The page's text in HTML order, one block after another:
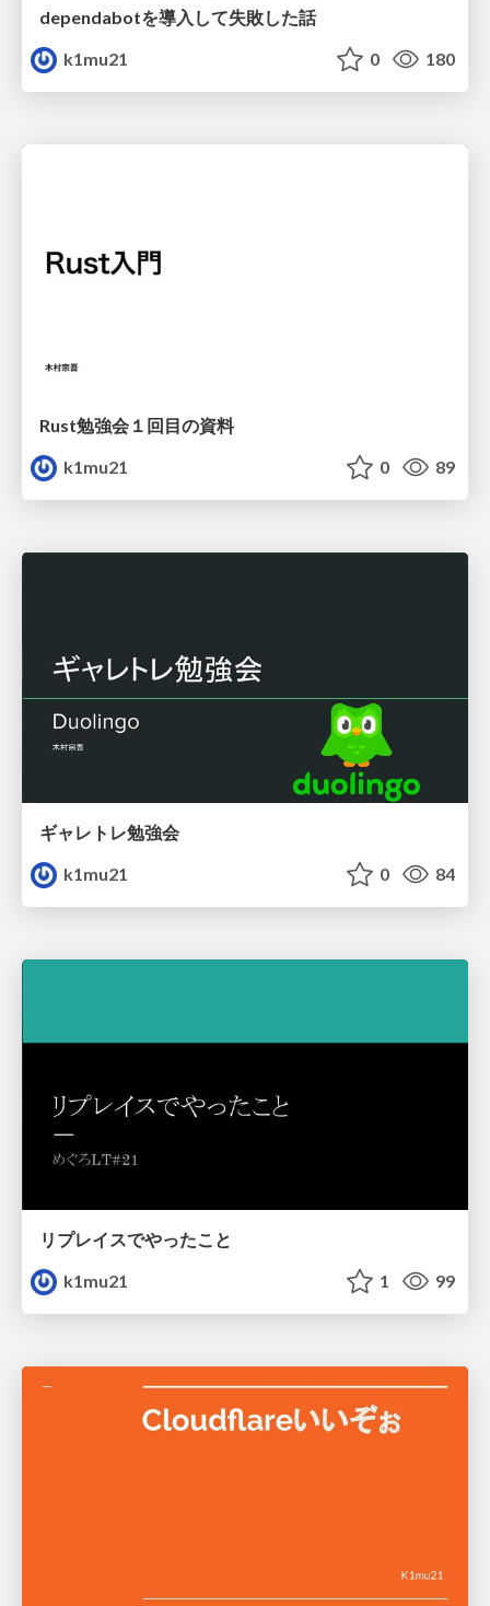
dependabotを導入して失敗した話
k1mu21
0 180
Rust勉強会１回目の資料
k1mu21
0 89
ギャレトレ勉強会
k1mu21
0 84
リプレイスでやったこと
k1mu21
1 99